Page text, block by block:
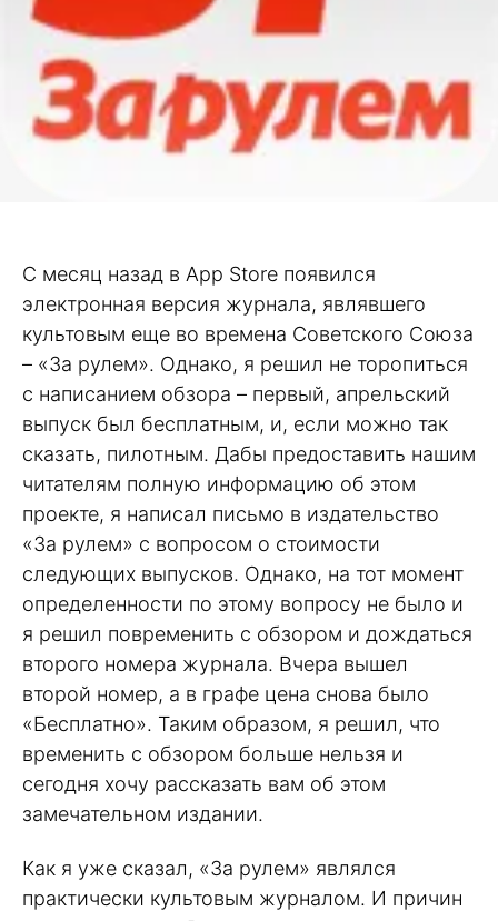
С месяц назад в App Store появился
электронная версия журнала, являвшего
культовым еще во времена Советского Союза
– «За рулем». Однако, я решил не торопиться
с написанием обзора – первый, апрельский
выпуск был бесплатным, и, если можно так
сказать, пилотным. Дабы предоставить нашим
читателям полную информацию об этом
проекте, я написал письмо в издательство
«За рулем» с вопросом о стоимости
следующих выпусков. Однако, на тот момент
определенности по этому вопросу не было и
я решил повременить с обзором и дождаться
второго номера журнала. Вчера вышел
второй номер, а в графе цена снова было
«Бесплатно». Таким образом, я решил, что
временить с обзором больше нельзя и
сегодня хочу рассказать вам об этом
замечательном издании.
Как я уже сказал, «За рулем» являлся
практически культовым журналом. И причин